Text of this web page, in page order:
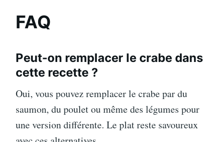
FAQ
Peut-on remplacer le crabe dans
cette recette ?
Oui, vous pouvez remplacer le crabe par du
saumon, du poulet ou même des légumes pour
une version différente. Le plat reste savoureux